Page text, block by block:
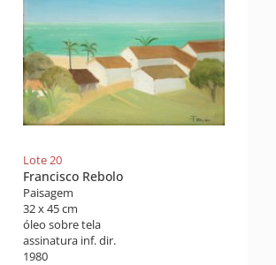
Lote 20
Francisco Rebolo
Paisagem
32 x 45 cm
óleo sobre tela
assinatura inf. dir.
1980